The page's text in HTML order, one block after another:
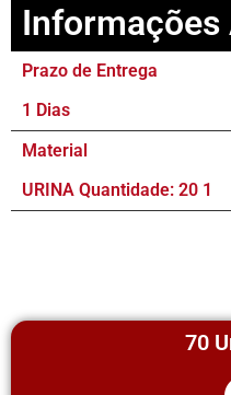
Prazo de Entrega
1 Dias
Material
URINA Quantidade: 20 1
70